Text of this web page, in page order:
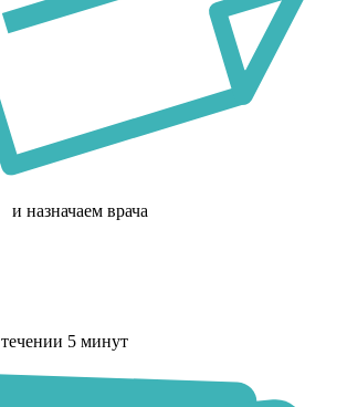
назначаем врача
5 минут